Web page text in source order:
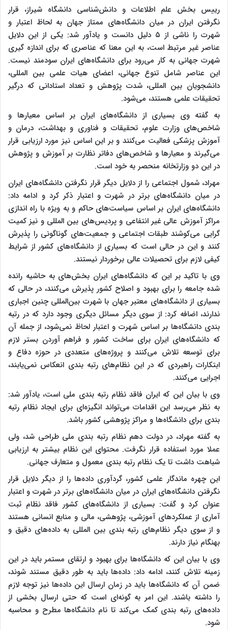
رییس بخش علم اطلاعات و دانش‌شناسی دانشگاه شیراز، قرار
نگرفتن ایران در میان دانشگاه‌های ممتاز جهان به لحاظ اعتبار و
شهرت را ناشی از ۵ دلیل دانست و یادآور شد: یکی از این دلایل
عناصر غیر مرتبط است، به این معنا که عناصری که برای اندازه گیری
شهرت جهانی به کار می‌رود برای دانشگاه‌های ایران سودمند نیست.
این عناصر شامل تنوع جهانی، اعضای هیات علمی بین المللی،
دانشجویان بین المللی، شدت پژوهش و تعداد استادانی که درگیر
تحقیقات علمی هستند، می‌شود.
به گفته وی بسیاری از دانشگاه‌های ایران بر اساس معیارها و
شاخص‌های وزارت علوم، تحقیقات و فناوری و بهداشت، درمان و
آموزش پزشکی فعالیت می‌کنند و بر این اساس نیز مورد ارزیابی قرار
می‌گیرند و معیارها و شاخص‌های دفاتر نظارت بر آموزش و پژوهش
در این دو وزارتخانه منحصر به خود است.
مهراد، شمول اجتماعی را از دلایل دیگر قرار نگرفتن دانشگاه‌های ایران
در میان دانشگاه‌های برتر در شهرت و اعتبار ذکر کرد و ادامه داد:
دانشگاه‌های ایران بر اساس سیاست‌های حاکم و به ویژه با راه اندازی
مراکز آموزش عالی غیر انتفاعی و پردیس‌های بین المللی و نیز کمیت
گرایی می‌کوشند طبقات اجتماعی و جمعیت‌های گوناگونی را پذیرش
کنند و این در حالی است که بسیاری از دانشگاه‌های کشور از شرایط
کیفی لازم برای تحصیلات عالی برخوردار نیستند.
وی با تاکید بر این که دانشگاه‌های ایران بخش‌های به حاشیه رانده
شده جامعه را برای بهبود و اصلاح کشور پذیرش می‌کنند، در حالی که
بسیاری از دانشگاه‌های معتبر جهان با شهرت بین‌المللی چنین اجباری
ندارند، اضافه کرد: از سوی دیگر مسائل دیگری وجود دارد که در رتبه
بندی دانشگاه‌ها بر اساس شهرت و اعتبار لحاظ نمی‌شود، از جمله آن
که دانشگاه‌های ایران برای ساخت کشور و فراهم آوردن بستر لازم
برای توسعه تلاش می‌کنند و پروژه‌های متعددی در حوزه دفاع و
ابتکارات راهبردی که در این نظام‌های رتبه بندی انعکاس نمی‌یابند،
اجرایی می‌کنند.
وی با بیان این که ایران فاقد نظام رتبه بندی ملی است، یادآور شد:
به نظر می‌رسد این اقدامات می‌تواند انگیزه‌ای برای ایجاد نظام رتبه
بندی برای دانشگاه‌ها و مراکز پژوهشی کشور باشد.
به گفته مهراد، در دولت دهم نظام رتبه بندی ملی طراحی شد، ولی
عملا مورد استفاده قرار نگرفت. محتوای این نظام بیشتر به ارزیابی
شباهت داشت تا یک نظام رتبه بندی معمول و متعارف جهانی.
این چهره ماندگار علمی کشور، گردآوری داده‌ها را از دیگر دلایل قرار
نگرفتن دانشگاه‌های ایران در میان دانشگاه‌های برتر در شهرت و اعتبار
عنوان کرد و گفت: بسیاری از دانشگاه‌های کشور فاقد نظام ثبت
آماری از عملکردهای آموزشی، پژوهشی، مالی و منابع انسانی هستند
و از سوی دیگر نظام‌های رتبه بندی بین المللی به داده‌های دقیق و
بهنگام نیاز دارند.
وی با بیان این که دانشگاه‌ها برای بهبود و ارتقای مستمر باید در این
زمینه تلاش کنند، ادامه داد: داده‌ها باید به طور دقیق مستند شوند،
ضمن آن که دانشگاه‌ها باید در زمان ارسال این داده‌ها نیز توجه لازم
را داشته باشند. این امر به گونه‌ای است که حتی ارسال بخشی از
داده‌های رتبه بندی کمک می‌کند تا نام دانشگاه‌ها مطرح و محاسبه
شود.